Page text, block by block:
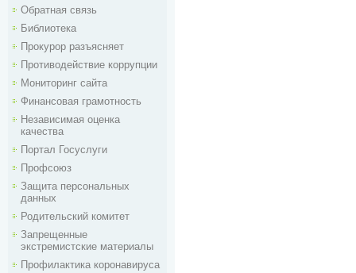
Обратная связь
Библиотека
Прокурор разъясняет
Противодействие коррупции
Мониторинг сайта
Финансовая грамотность
Независимая оценка
качества
Портал Госуслуги
Профсоюз
Защита персональных
данных
Родительский комитет
Запрещенные
экстремистские материалы
Профилактика коронавируса